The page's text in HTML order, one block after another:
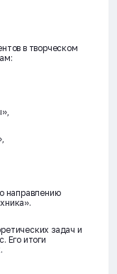
в творческом
направлению
задач и
Его итоги